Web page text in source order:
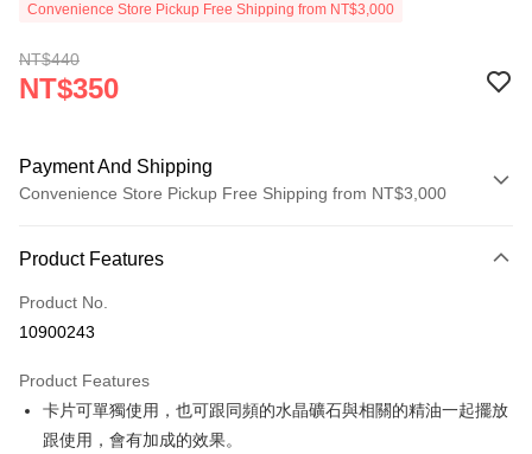
Convenience Store Pickup Free Shipping from NT$3,000
NT$440
NT$350
Payment And Shipping
Convenience Store Pickup Free Shipping from NT$3,000
Credit Card (Full Payment)
Convenience Store Pickup and Pay
Apple Pay
JKOPAY
Product Features
Product No.
10900243
Product Features
卡片可單獨使用，也可跟同頻的水晶礦石與相關的精油一起擺放
跟使用，會有加成的效果。